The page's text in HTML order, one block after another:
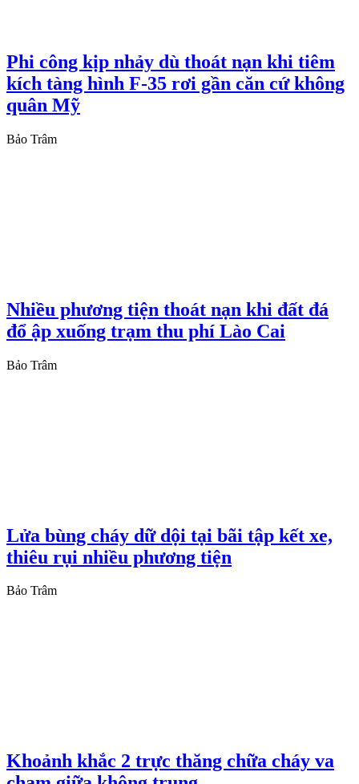
Phi công kịp nhảy dù thoát nạn khi tiêm
kích tàng hình F-35 rơi gần căn cứ không
quân Mỹ
Bảo Trâm
Nhiều phương tiện thoát nạn khi đất đá
đổ ập xuống trạm thu phí Lào Cai
Bảo Trâm
Lửa bùng cháy dữ dội tại bãi tập kết xe,
thiêu rụi nhiều phương tiện
Bảo Trâm
Khoảnh khắc 2 trực thăng chữa cháy va